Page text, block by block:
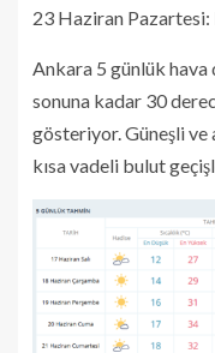
23 Haziran
Ankara 5 günlük hava
sonuna kadar 30
gösteriyor. Güneşli ve
kısa vadeli bulut